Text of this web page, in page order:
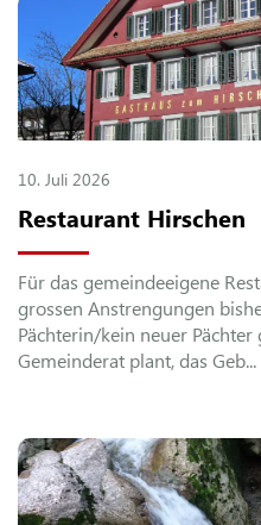
10. Juli 2026
Restaurant Hirschen
Für das gemeindeeigene
grossen Anstrengungen
Pächterin/kein neuer
Gemeinderat plant, das Geb...